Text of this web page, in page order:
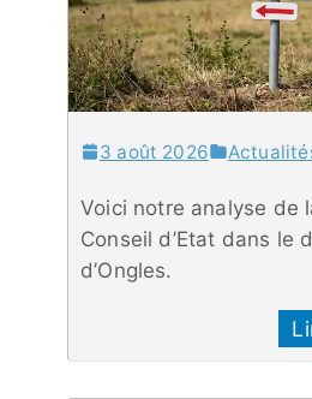
3 août 2026
Voici notre analyse de
Conseil d’Etat dans le
d’Ongles.